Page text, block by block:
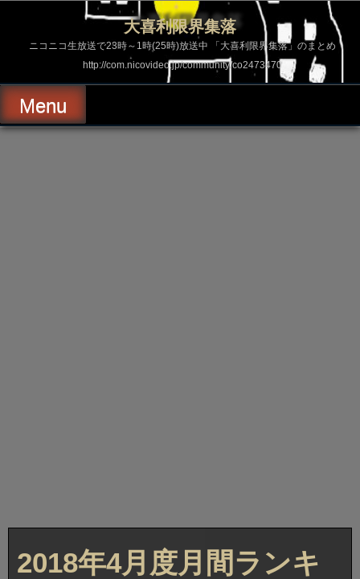
ス
ッ
プ
大喜利限界集落
ニコニコ生放送で23時～1時(25時)放送中 「大喜利限界集落」のまとめ
http://com.nicovideo.jp/community/co2473470
Menu
2018年4月度月間ランキ